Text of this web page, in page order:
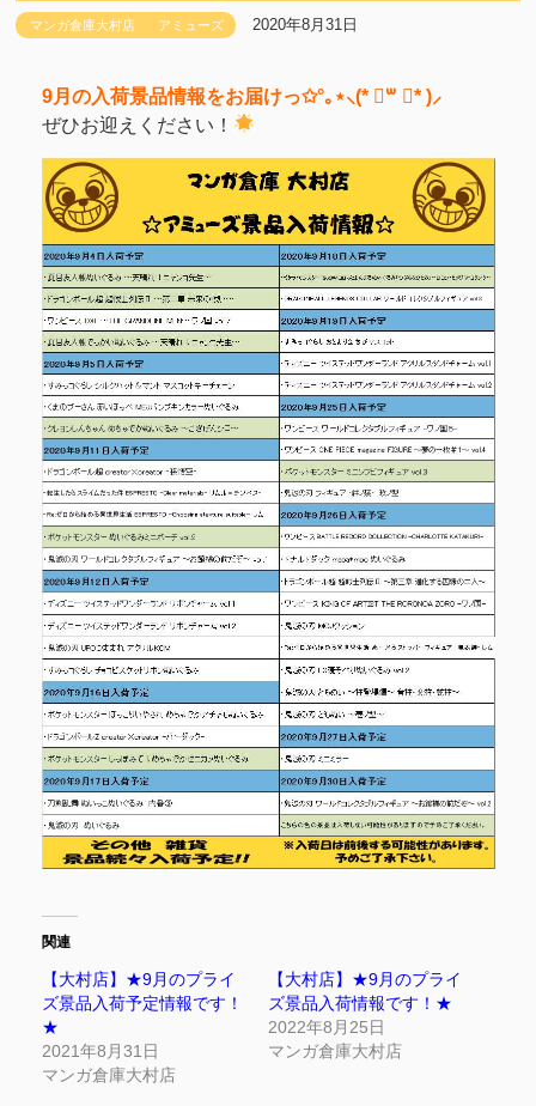
マンガ倉庫大村店 アミューズ 2020年8月31日
9月の入荷景品情報をお届けっ✩°｡⋆⸜(* ॑꒳ ॑* )⸝
ぜひお迎えください！
関連
【大村店】★9月のプライ
ズ景品入荷予定情報です！
★
2021年8月31日
マンガ倉庫大村店
【大村店】★9月のプライ
ズ景品入荷情報です！★
2022年8月25日
マンガ倉庫大村店